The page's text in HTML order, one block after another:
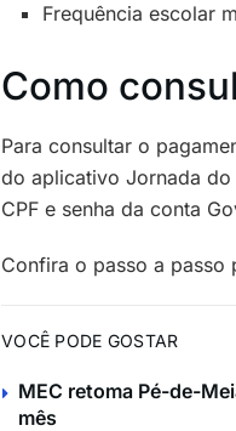
Frequência escolar
Como
Para consultar o
do aplicativo Jornada
CPF e senha da conta
Confira o passo a passo
VOCÊ PODE GOSTAR
MEC retoma Pé-de-
mês